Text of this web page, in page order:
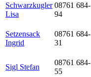
Schwarzkugler
Lisa
08761 684-
94
Setzensack
Ingrid
08761 684-
31
Sigl Stefan
08761 684-
55